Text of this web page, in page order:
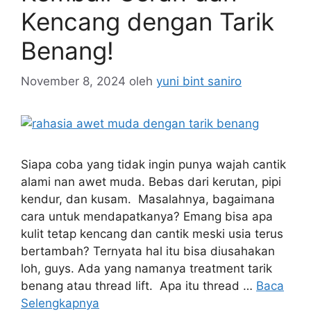
Kencang dengan Tarik
Benang!
November 8, 2024 oleh yuni bint saniro
Siapa coba yang tidak ingin punya wajah cantik
alami nan awet muda. Bebas dari kerutan, pipi
kendur, dan kusam. Masalahnya, bagaimana
cara untuk mendapatkanya? Emang bisa apa
kulit tetap kencang dan cantik meski usia terus
bertambah? Ternyata hal itu bisa diusahakan
loh, guys. Ada yang namanya treatment tarik
benang atau thread lift. Apa itu thread … Baca
Selengkapnya